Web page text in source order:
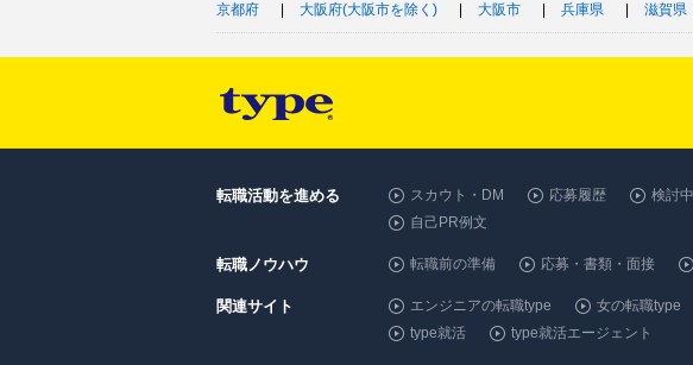
京都府
大阪府(大阪市を除く) 大阪市 兵庫県 滋賀県
転職活動を進める スカウト・DM 応募履歴 検討
自己PR例文
転職ノウハウ 転職前の準備 応募・書類・面接
関連サイト エンジニアの転職type 女の転職type
type就活
type就活エージェント